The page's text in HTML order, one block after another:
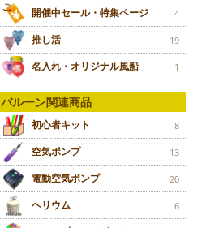
開催中セール・特集ページ 4
推し活 19
名入れ・オリジナル風船 1
バルーン関連商品
初心者キット 8
空気ポンプ 13
電動空気ポンプ 20
ヘリウム 6